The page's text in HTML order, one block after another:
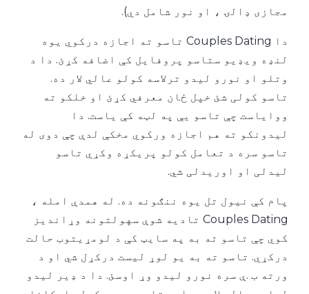
مجازی ډالۍ ، او نور شامل دي).
دا Couples Dating تاسو ته اجازه درکوي یوه
لنډه ویډیو ستاسو پروفایل کې اضافه کړئ. دا د
وتلو او نورو لیدو ترلاسه کولو عالي لار ده.
تاسو کولی شئ خپل ځان معرفي کړئ او خلکو ته
ووایاست چې تاسو یې په لټه کې یاست. دا
لیدونکو ته هم اجازه ورکوي مخکې لدې چې دوی له
تاسو سره د تعامل کولو پریکړه وکړي تاسو
لیدلی او اوریدلی شي.
پام کې نیول تل یوه ننګونه ده. له همدې امله ،
Couples Dating تادیه شوې سهولتونه وړاندیز
کوي چې تاسو ته به په سایټ کې د لومړیتوب حالت
درکړي. تاسو ته به یو لوړ لیست درکړل شي او د
ورته ب .ې سره نورو لیدو وړ اوسئ. دا د ډیر لیدو